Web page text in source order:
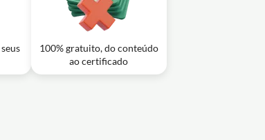
100% gratuito, do conteúdo
ao certificado